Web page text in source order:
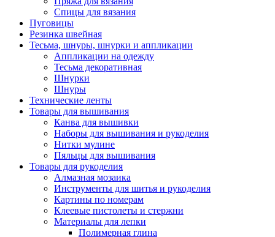
Спицы для вязания
Пуговицы
Резинка швейная
Тесьма, шнуры, шнурки и аппликации
Аппликации на одежду
Тесьма декоративная
Шнурки
Шнуры
Технические ленты
Товары для вышивания
Канва для вышивки
Наборы для вышивания и рукоделия
Нитки мулине
Пяльцы для вышивания
Товары для рукоделия
Алмазная мозаика
Инструменты для шитья и рукоделия
Картины по номерам
Клеевые пистолеты и стержни
Материалы для лепки
Полимерная глина